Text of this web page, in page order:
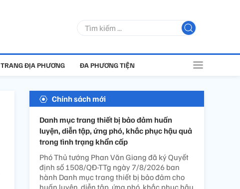
TRANG ĐỊA PHƯƠNG ĐA PHƯƠNG TIỆN
Chính sách mới
Danh mục trang thiết bị bảo đảm huấn
luyện, diễn tập, ứng phó, khắc phục hậu quả
trong tình trạng khẩn cấp
Phó Thủ tướng Phan Văn Giang đã ký Quyết
định số 1508/QĐ-TTg ngày 7/8/2026 ban
hành Danh mục trang thiết bị bảo đảm cho
huấn luyện, diễn tập, ứng phó, khắc phục hậu